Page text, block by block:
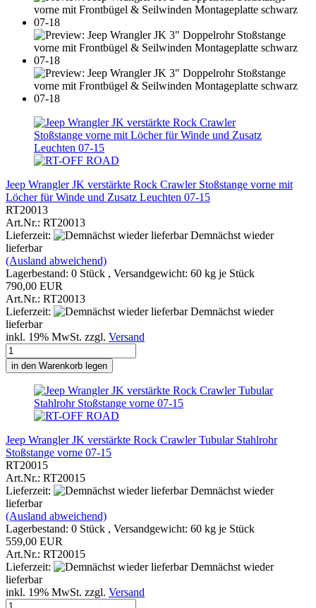
Jeep Wrangler JK verstärkte Rock Crawler Stoßstange vorne mit
Löcher für Winde und Zusatz Leuchten 07-15
RT20013
Art.Nr.: RT20013
Lieferzeit:
Demnächst wieder
lieferbar
(Ausland abweichend)
Lagerbestand: 0 Stück , Versandgewicht: 60 kg je Stück
790,00 EUR
Art.Nr.: RT20013
Lieferzeit:
Demnächst wieder
lieferbar
inkl. 19% MwSt. zzgl. Versand
in den Warenkorb legen
Jeep Wrangler JK verstärkte Rock Crawler Tubular Stahlrohr
Stoßstange vorne 07-15
RT20015
Art.Nr.: RT20015
Lieferzeit:
Demnächst wieder
lieferbar
(Ausland abweichend)
Lagerbestand: 0 Stück , Versandgewicht: 60 kg je Stück
559,00 EUR
Art.Nr.: RT20015
Lieferzeit:
Demnächst wieder
lieferbar
inkl. 19% MwSt. zzgl. Versand